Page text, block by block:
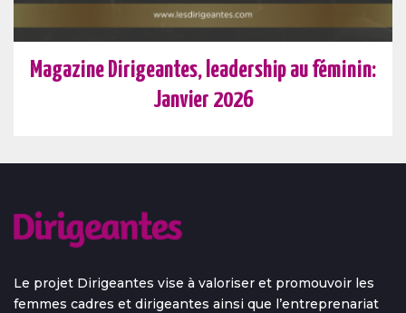
Magazine Dirigeantes, leadership au féminin:
Janvier 2026
Le projet Dirigeantes vise à valoriser et promouvoir les
femmes cadres et dirigeantes ainsi que l’entreprenariat